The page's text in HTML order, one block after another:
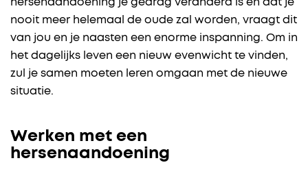
nooit meer helemaal de oude zal worden, vraagt dit
van jou en je naasten een enorme inspanning. Om in
het dagelijks leven een nieuw evenwicht te vinden,
zul je samen moeten leren omgaan met de nieuwe
situatie.
Werken met een
hersenaandoening